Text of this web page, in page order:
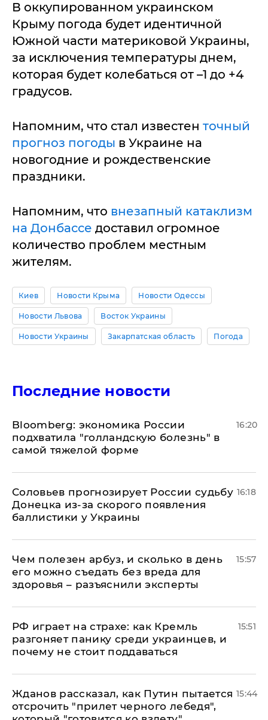
В оккупированном украинском
Крыму погода будет идентичной
Южной части материковой Украины,
за исключения температуры днем,
которая будет колебаться от –1 до +4
градусов.
Напомним, что стал известен точный
прогноз погоды в Украине на
новогодние и рождественские
праздники.
Напомним, что внезапный катаклизм
на Донбассе доставил огромное
количество проблем местным
жителям.
Киев Новости Крыма Новости Одессы
Новости Львова Восток Украины
Новости Украины Закарпатская область Погода
Последние новости
Bloomberg: экономика России
подхватила "голландскую болезнь" в
самой тяжелой форме
16:20
Соловьев прогнозирует России судьбу
Донецка из-за скорого появления
баллистики у Украины
16:18
Чем полезен арбуз, и сколько в день
его можно съедать без вреда для
здоровья – разъяснили эксперты
15:57
РФ играет на страхе: как Кремль
разгоняет панику среди украинцев, и
почему не стоит поддаваться
15:51
Жданов рассказал, как Путин пытается
отсрочить "прилет черного лебедя",
15:44